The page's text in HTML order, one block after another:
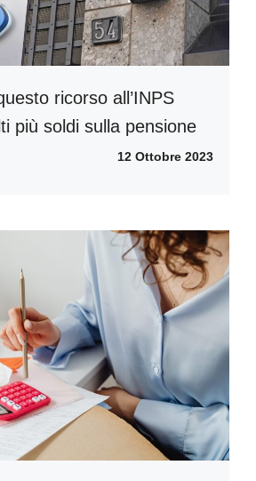
ricorso all’INPS
più soldi sulla pensione
12 Ottobre 2023